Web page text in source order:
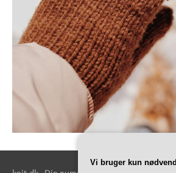
Vi bruger kun